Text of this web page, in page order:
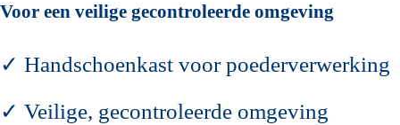
Voor een veilige gecontroleerde omgeving
✓ Handschoenkast voor poederverwerking
✓ Veilige, gecontroleerde omgeving